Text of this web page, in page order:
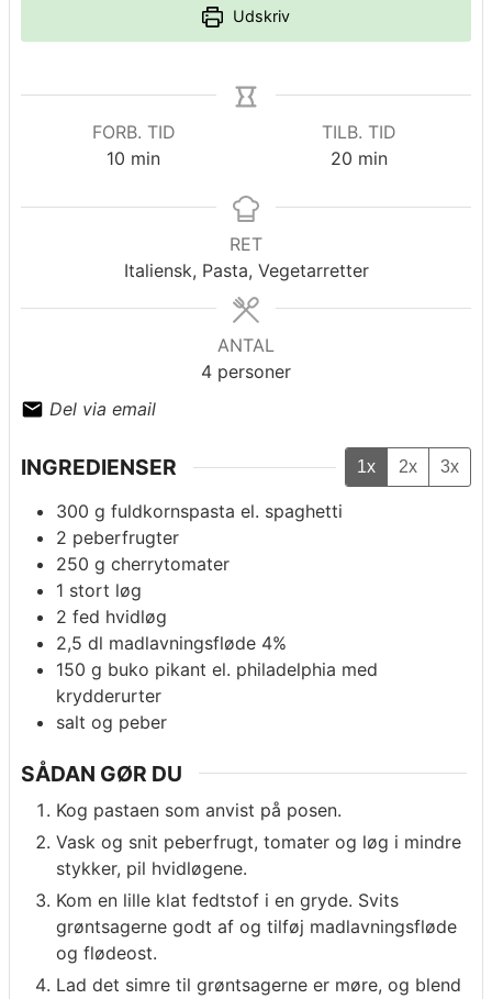
Udskriv
FORB. TID
10 minutter
min
TILB. TID
20minutter
min
RET
Italiensk, Pasta, Vegetarretter
ANTAL
4 personer
Del via email
INGREDIENSER 1x 2x 3x
300 g fuldkornspasta el. spaghetti
2 peberfrugter
250 g cherrytomater
1 stort løg
2 fed hvidløg
2,5 dl madlavningsfløde 4%
150 g buko pikant el. philadelphia med
krydderurter
salt og peber
SÅDAN GØR DU
Kog pastaen som anvist på posen.
Vask og snit peberfrugt, tomater og løg i mindre
stykker, pil hvidløgene.
Kom en lille klat fedtstof i en gryde. Svits
grøntsagerne godt af og tilføj madlavningsfløde
og flødeost.
Lad det simre til grøntsagerne er møre, og blend